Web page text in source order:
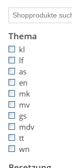
Thema
kl
lf
as
en
mk
mv
gs
mdv
tt
wn